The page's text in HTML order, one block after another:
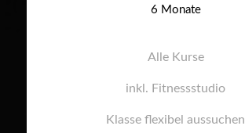
6 Monate
Alle Kurse
inkl. Fitnessstudio
Klasse flexibel aussuchen